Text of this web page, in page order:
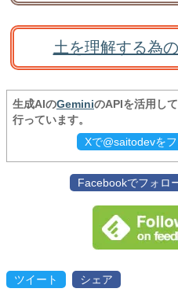
土を理解する為
生成AIのGeminiのAPIを活用し
行っています。
Xで@saitodevを
Facebookでフォロ
ツイート シェア